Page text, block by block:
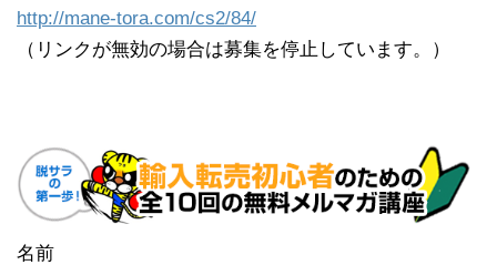
http://mane-tora.com/cs2/84/
（リンクが無効の場合は募集を停止しています。）
名前